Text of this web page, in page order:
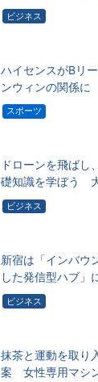
ビジネス
ハイセンスがBリ
ンウィンの関係
スポーツ
ドローンを飛ばし
礎知識を学ぼう
ビジネス
新宿は「インバウ
した発信型ハブ
ビジネス
抹茶と運動を取り
案 女性専用マシ